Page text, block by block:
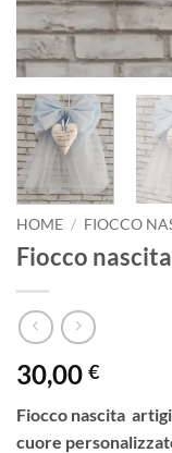
HOME / FIOCCO
Fiocco nascita
30,00 €
Fiocco nascita
cuore